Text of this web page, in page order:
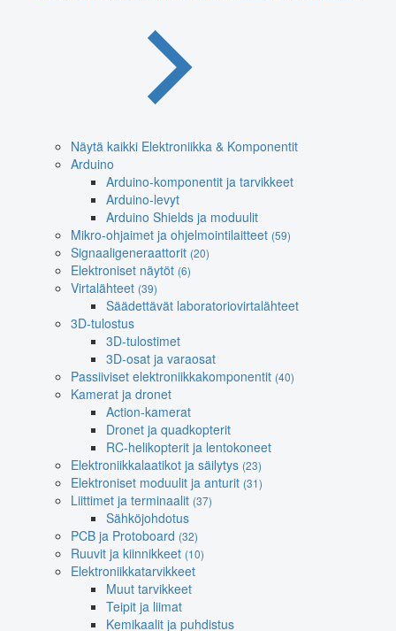
Näytä kaikki Elektroniikka & Komponentit
Arduino
Arduino-komponentit ja tarvikkeet
Arduino-levyt
Arduino Shields ja moduulit
Mikro-ohjaimet ja ohjelmointilaitteet (59)
Signaaligeneraattorit (20)
Elektroniset näytöt (6)
Virtalähteet (39)
Säädettävät laboratoriovirtalähteet
3D-tulostus
3D-tulostimet
3D-osat ja varaosat
Passiiviset elektroniikkakomponentit (40)
Kamerat ja dronet
Action-kamerat
Dronet ja quadkopterit
RC-helikopterit ja lentokoneet
Elektroniikkalaatikot ja säilytys (23)
Elektroniset moduulit ja anturit (31)
Liittimet ja terminaalit (37)
Sähköjohdotus
PCB ja Protoboard (32)
Ruuvit ja kiinnikkeet (10)
Elektroniikkatarvikkeet
Muut tarvikkeet
Teipit ja liimat
Kemikaalit ja puhdistus